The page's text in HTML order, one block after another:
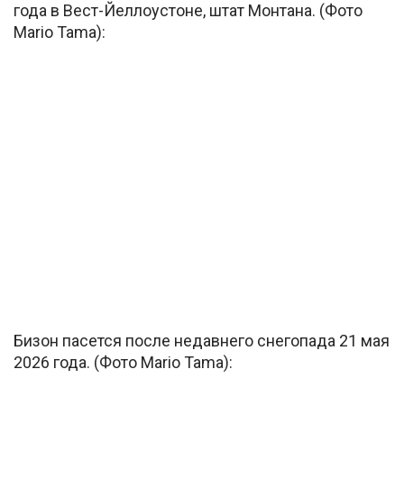
года в Вест-Йеллоустоне, штат Монтана. (Фото
Mario Tama):
Бизон пасется после недавнего снегопада 21 мая
2026 года. (Фото Mario Tama):